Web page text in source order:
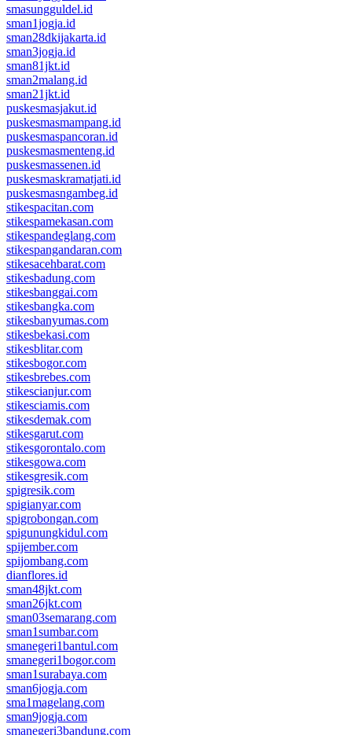
smasungguldel.id
sman1jogja.id
sman28dkijakarta.id
sman3jogja.id
sman81jkt.id
sman2malang.id
sman21jkt.id
puskesmasjakut.id
puskesmasmampang.id
puskesmaspancoran.id
puskesmasmenteng.id
puskesmassenen.id
puskesmaskramatjati.id
puskesmasngambeg.id
stikespacitan.com
stikespamekasan.com
stikespandeglang.com
stikespangandaran.com
stikesacehbarat.com
stikesbadung.com
stikesbanggai.com
stikesbangka.com
stikesbanyumas.com
stikesbekasi.com
stikesblitar.com
stikesbogor.com
stikesbrebes.com
stikescianjur.com
stikesciamis.com
stikesdemak.com
stikesgarut.com
stikesgorontalo.com
stikesgowa.com
stikesgresik.com
spigresik.com
spigianyar.com
spigrobongan.com
spigunungkidul.com
spijember.com
spijombang.com
dianflores.id
sman48jkt.com
sman26jkt.com
sman03semarang.com
sman1sumbar.com
smanegeri1bantul.com
smanegeri1bogor.com
sman1surabaya.com
sman6jogja.com
sma1magelang.com
sman9jogja.com
smanegeri3bandung.com